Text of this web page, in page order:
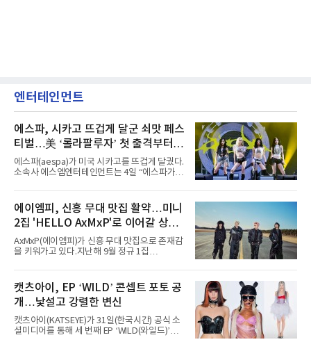
엔터테인먼트
에스파, 시카고 뜨겁게 달군 쇠맛 페스
티벌…美 ‘롤라팔루자’ 첫 출격부터
증명한 존재감
에스파(aespa)가 미국 시카고를 뜨겁게 달궜다.
소속사 에스엠엔터테인먼트는 4일 “에스파가
서 열린 ‘롤라팔루자 시카고’(Lollapalooza
Chicago)의 알리안츠 스테이지에 올랐다”며
“총 14곡으로 구성된 세트리스트를 선사, 데뷔 7
년 차다운 노련한 무대 매너와 파워풀한 에너지
로 현장의 분위기를 압도했다”고 밝혔다.1991
년 시작된 ‘롤라팔루자’는 8개 스테이지, 170여
팀의 아티스트와 40만 명 이상의 관객이 운집하
코르티스 등 K팝 스타들이 출연진 명단에 이름
을 올렸다.이날 에스파는
에이엠피, 신흥 무대 맛집 활약…미니
2집 'HELLO AxMxP'로 이어갈 상승
세
AxMxP(에이엠피)가 신흥 무대 맛집으로 존재감
을 키워가고 있다.지난해 9월 정규 1집
AxMxP는 데뷔 전부터 버스킹과 각종 페스티벌,
공연 무대에 오르며 실전 경험을 쌓아왔다.이들
은 소속사 패밀리 콘서트를 비롯해 '뷰티풀 민트
라이프 2025', '2025 부산국제록페스티벌' 등 대
형 무대에 잇달아 출연해 당찬 에너지와 풋풋한
매력으로 음악팬들의 눈도장을 찍었다.이후
AxMxP는 '카운트다운 판타지 2025-2026',
캣츠아이, EP ‘WILD’ 콘셉트 포토 공
개…낯설고 강렬한 변신
캣츠아이(KATSEYE)가 31일(한국시간) 공식 소
셜미디어를 통해 세 번째 EP ‘WILD(와일드)’의